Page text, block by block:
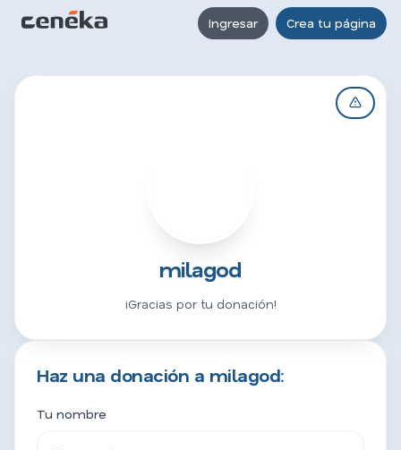
Ingresar Crea tu página
milagod
¡Gracias por tu donación!
Haz una donación a milagod:
Tu nombre